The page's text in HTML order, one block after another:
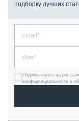
подборку лучших
Подписываясь на
конфиденциальности и